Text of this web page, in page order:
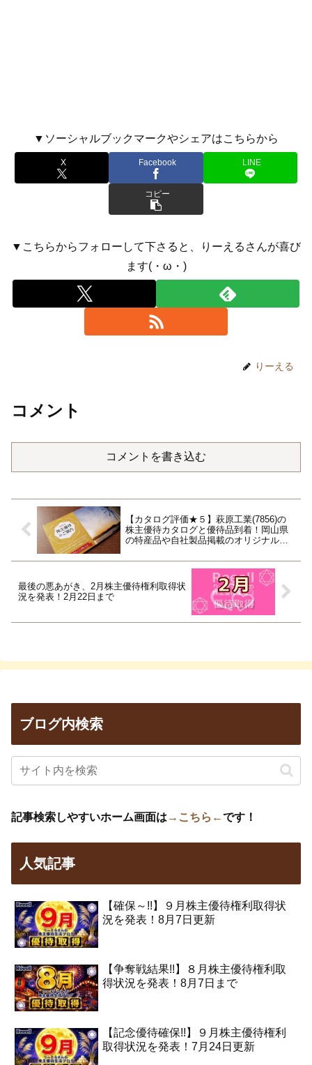
▼ソーシャルブックマークやシェアはこちらから
X Facebook LINE
コピー
▼こちらからフォローして下さると、りーえるさんが喜び
ます(・ω・)
りーえる
コメント
コメントを書き込む
【カタログ評価★５】萩原工業(7856)の
株主優待カタログと優待品到着！岡山県
の特産品や自社製品掲載のオリジナルカ
最後の悪あがき、2月株主優待権利取得状
況を発表！2月22日まで
ブログ内検索
記事検索しやすいホーム画面は →こちら←です！
人気記事
【確保～!!】９月株主優待権利取得状
況を発表！8月7日更新
【争奪戦結果!!】８月株主優待権利取
得状況を発表！8月7日まで
【記念優待確保!!】９月株主優待権利
取得状況を発表！7月24日更新